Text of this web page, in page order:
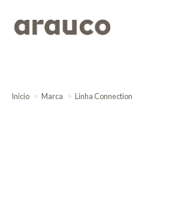
Inicio Marca Linha Connection